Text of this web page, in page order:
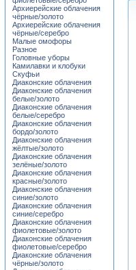
Архиерейские облачения
чёрные/золото
Архиерейские облачения
чёрные/серебро
Малые омофоры
Разное
Головные уборы
Камилавки и клобуки
Скуфьи
Диаконские облачения
Диаконские облачения
белые/золото
Диаконские облачения
белые/серебро
Диаконские облачения
бордо/золото
Диаконские облачения
жёлтые/золото
Диаконские облачения
зелёные/золото
Диаконские облачения
красные/золото
Диаконские облачения
синие/золото
Диаконские облачения
синие/серебро
Диаконские облачения
фиолетовые/золото
Диаконские облачения
фиолетовые/серебро
Диаконские облачения
чёрные/золото